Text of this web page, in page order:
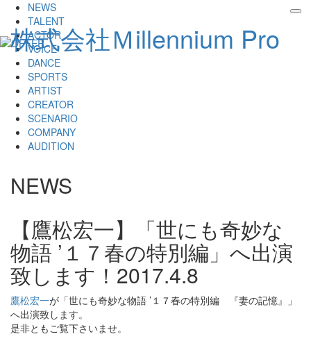
株式会社Ｍillennium Pro
NEWS
TALENT
ACTOR
VOICE
DANCE
SPORTS
ARTIST
CREATOR
SCENARIO
COMPANY
AUDITION
NEWS
【鷹松宏一】「世にも奇妙な
物語 ’１７春の特別編」へ出演
致します！ 2017.4.8
鷹松宏一が「世にも奇妙な物語 ’１７春の特別編 『妻の記憶』」
へ出演致します。
是非ともご覧下さいませ。